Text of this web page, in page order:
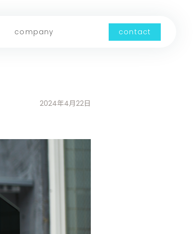
company contact
2024年4月22日